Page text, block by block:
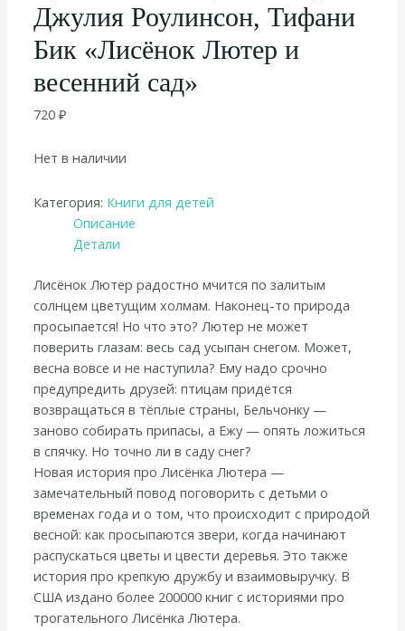
Джулия Роулинсон, Тифани
Бик «Лисёнок Лютер и
весенний сад»
720₽
Нет в наличии
Категория: Книги для детей
Описание
Детали
Лисёнок Лютер радостно мчится по залитым
солнцем цветущим холмам. Наконец-то природа
просыпается! Но что это? Лютер не может
поверить глазам: весь сад усыпан снегом. Может,
весна вовсе и не наступила? Ему надо срочно
предупредить друзей: птицам придётся
возвращаться в тёплые страны, Бельчонку —
заново собирать припасы, а Ежу — опять ложиться
в спячку. Но точно ли в саду снег?
Новая история про Лисёнка Лютера —
замечательный повод поговорить с детьми о
временах года и о том, что происходит с природой
весной: как просыпаются звери, когда начинают
распускаться цветы и цвести деревья. Это также
история про крепкую дружбу и взаимовыручку. В
США издано более 200000 книг с историями про
трогательного Лисёнка Лютера.